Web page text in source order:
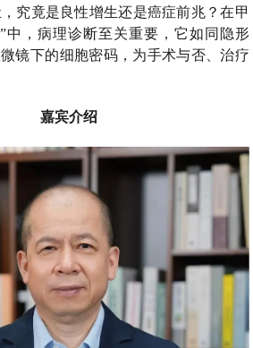
究竟是良性增生还是癌症前兆？在甲
中，病理诊断至关重要，它如同隐形
镜下的细胞密码，为手术与否、治疗
嘉宾介绍